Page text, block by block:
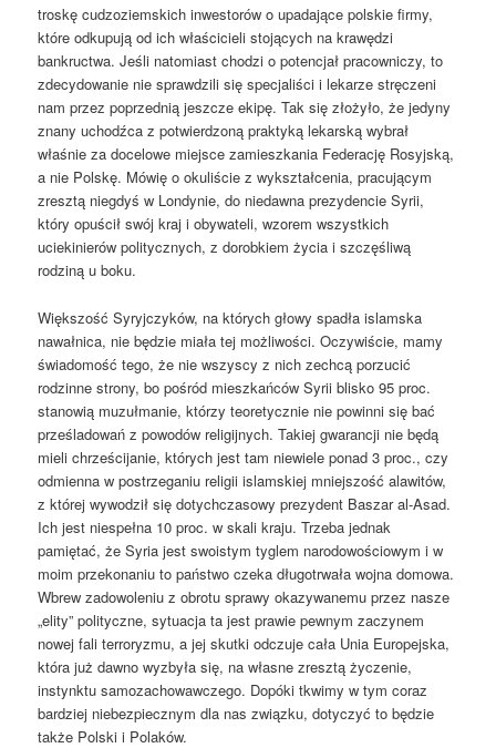
troskę cudzoziemskich inwestorów o upadające polskie firmy,
które odkupują od ich właścicieli stojących na krawędzi
bankructwa. Jeśli natomiast chodzi o potencjał pracowniczy, to
zdecydowanie nie sprawdzili się specjaliści i lekarze stręczeni
nam przez poprzednią jeszcze ekipę. Tak się złożyło, że jedyny
znany uchodźca z potwierdzoną praktyką lekarską wybrał
właśnie za docelowe miejsce zamieszkania Federację Rosyjską,
a nie Polskę. Mówię o okuliście z wykształcenia, pracującym
zresztą niegdyś w Londynie, do niedawna prezydencie Syrii,
który opuścił swój kraj i obywateli, wzorem wszystkich
uciekinierów politycznych, z dorobkiem życia i szczęśliwą
rodziną u boku.
Większość Syryjczyków, na których głowy spadła islamska
nawałnica, nie będzie miała tej możliwości. Oczywiście, mamy
świadomość tego, że nie wszyscy z nich zechcą porzucić
rodzinne strony, bo pośród mieszkańców Syrii blisko 95 proc.
stanowią muzułmanie, którzy teoretycznie nie powinni się bać
prześladowań z powodów religijnych. Takiej gwarancji nie będą
mieli chrześcijanie, których jest tam niewiele ponad 3 proc., czy
odmienna w postrzeganiu religii islamskiej mniejszość alawitów,
z której wywodził się dotychczasowy prezydent Baszar al-Asad.
Ich jest niespełna 10 proc. w skali kraju. Trzeba jednak
pamiętać, że Syria jest swoistym tyglem narodowościowym i w
moim przekonaniu to państwo czeka długotrwała wojna domowa.
Wbrew zadowoleniu z obrotu sprawy okazywanemu przez nasze
„elity” polityczne, sytuacja ta jest prawie pewnym zaczynem
nowej fali terroryzmu, a jej skutki odczuje cała Unia Europejska,
która już dawno wyzbyła się, na własne zresztą życzenie,
instynktu samozachowawczego. Dopóki tkwimy w tym coraz
bardziej niebezpiecznym dla nas związku, dotyczyć to będzie
także Polski i Polaków.